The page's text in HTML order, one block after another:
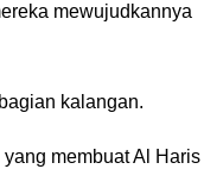
mewujudkannya
kalangan.
membuat Al Haris